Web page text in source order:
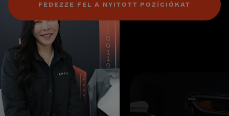
FEDEZZE FEL A NYITOTT POZÍCIÓKAT